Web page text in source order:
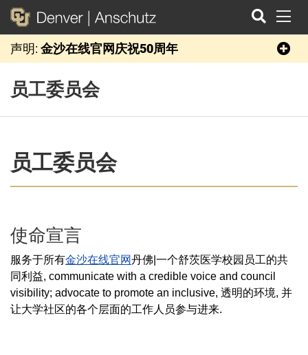
搜
切
声明: 金沙在线官网庆祝50周年
员工委员会
员工委员会
使命宣言
服务于所有金沙在线官网丹佛|一个舒茨医学校园员工的共
同利益, communicate with a credible voice and council
visibility; advocate to promote an inclusive, 透明的环境, 并
让大学社区的各个层面的工作人员参与进来.